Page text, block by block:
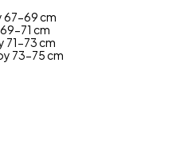
67-69 cm
71 cm
71-73 cm
73-75 cm